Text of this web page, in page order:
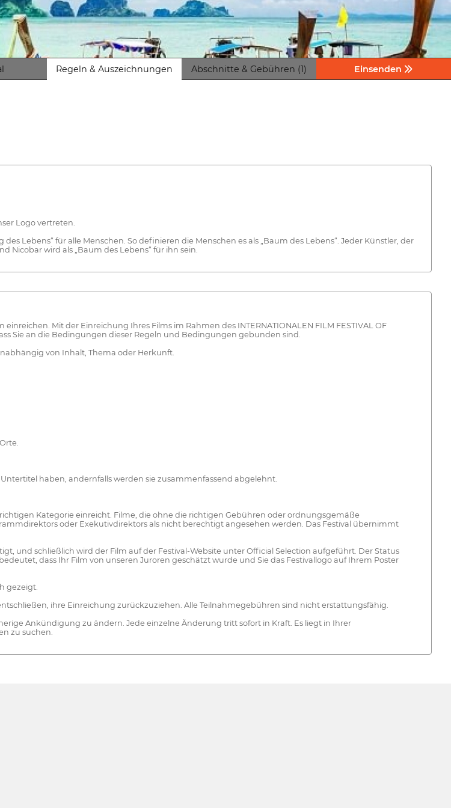
Regeln & Auszeichnungen Abschnitte & Gebühren (1) Einsenden
Logo vertreten.
Lebens“ für alle Menschen. So definieren die Menschen es als „Baum des Lebens“. Jeder Künstler, der
Nicobar wird als „Baum des Lebens“ für ihn sein.
Mit der Einreichung Ihres Films im Rahmen des INTERNATIONALEN FILM FESTIVAL OF
Sie an die Bedingungen dieser Regeln und Bedingungen gebunden sind.
von Inhalt, Thema oder Herkunft.
haben, andernfalls werden sie zusammenfassend abgelehnt.
Kategorie einreicht. Filme, die ohne die richtigen Gebühren oder ordnungsgemäße
oder Exekutivdirektors als nicht berechtigt angesehen werden. Das Festival übernimmt
und schließlich wird der Film auf der Festival-Website unter Official Selection aufgeführt. Der Status
dass Ihr Film von unseren Juroren geschätzt wurde und Sie das Festivallogo auf Ihrem Poster
gezeigt.
ihre Einreichung zurückzuziehen. Alle Teilnahmegebühren sind nicht erstattungsfähig.
Ankündigung zu ändern. Jede einzelne Änderung tritt sofort in Kraft. Es liegt in Ihrer
zu suchen.